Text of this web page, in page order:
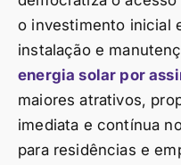
o investimento inicial
instalação e
energia solar por
maiores atrativos,
imediata e contínua
para residências e